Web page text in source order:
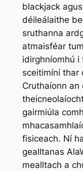
blackjack
déileálaithe
sruthanna
atmaisféar
idirghníomhú i
sceitimíní thar
Cruthaíonn an
gairmiúla
fisiceach. Ní
gealltanas
mealltach a